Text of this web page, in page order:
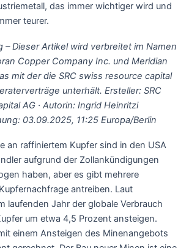
das immer wichtiger wird und
teurer.
– Dieser Artikel wird verbreitet im Namen
Copper Company Inc. und Meridian
mit der die SRC swiss resource capital
unterhält. Ersteller: SRC
AG · Autorin: Ingrid Heinritzi
03.09.2025, 11:25 Europa/Berlin
an raffiniertem Kupfer sind in den USA
aufgrund der Zollankündigungen
haben, aber es gibt mehrere
antreiben. Laut
laufenden Jahr der globale Verbrauch
um etwa 4,5 Prozent ansteigen.
einem Ansteigen des Minenangebots